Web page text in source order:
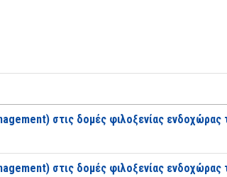
στις δομές φιλοξενίας
στις δομές φιλοξενίας